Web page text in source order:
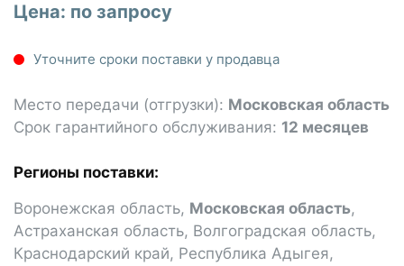
Цена: по запросу
Уточните сроки поставки у продавца
Место передачи (отгрузки): Московская область
Срок гарантийного обслуживания: 12 месяцев
Регионы поставки:
Воронежская область, Московская область,
Астраханская область, Волгоградская область,
Краснодарский край, Республика Адыгея,